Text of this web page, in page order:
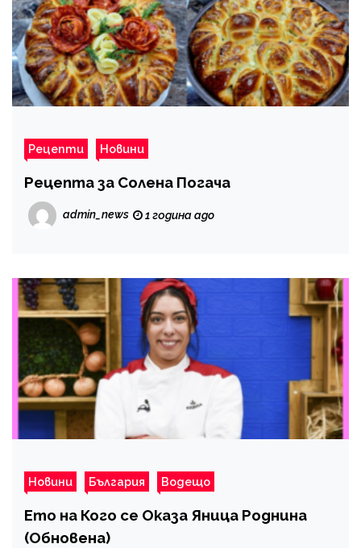
Рецепти Новини
Рецепта за Солена Погача
admin_news 1 година ago
Новини България Водещо
Ето на Кого се Оказа Яница Роднина
(Обновена)